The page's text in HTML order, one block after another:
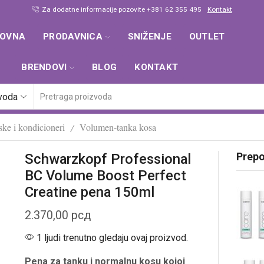
Za dodatne informacije pozovite +381 62 355 495 Kontakt
PRODAVNICA SNIŽENJE OUTLET
BRENDOVI BLOG KONTAKT
i kondicioneri / Volumen-tanka kosa
Schwarzkopf Professional
BC Volume Boost Perfect
Creatine pena 150ml
2.370,00 рсд
1 ljudi trenutno gledaju ovaj proizvod.
Pena za tanku i normalnu kosu kojoj